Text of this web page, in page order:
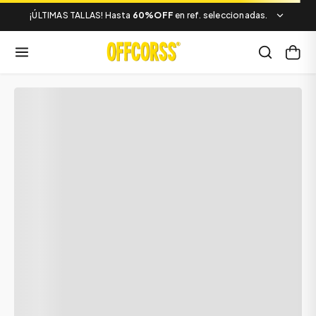
¡ÚLTIMAS TALLAS! Hasta 60%OFF en ref. seleccionadas.